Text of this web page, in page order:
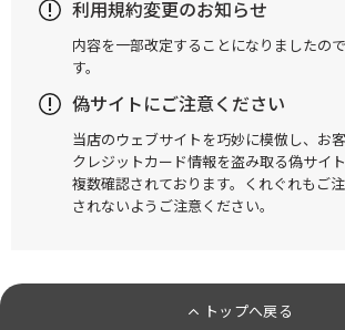
利用規約変更のお知らせ
内容を一部改定することになりましたの
す。
偽サイトにご注意ください
当店のウェブサイトを巧妙に模倣し、お
クレジットカード情報を盗み取る偽サイ
複数確認されております。くれぐれもご
されないようご注意ください。
トップへ戻る